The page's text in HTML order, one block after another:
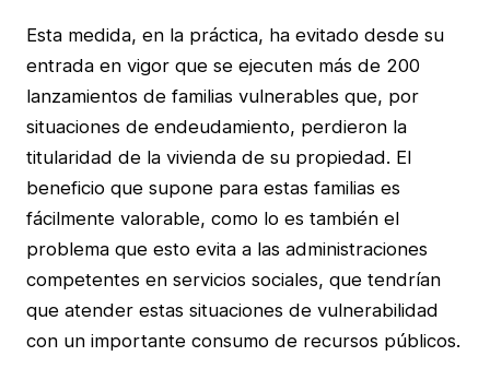
Esta medida, en la práctica, ha evitado desde su
entrada en vigor que se ejecuten más de 200
lanzamientos de familias vulnerables que, por
situaciones de endeudamiento, perdieron la
titularidad de la vivienda de su propiedad. El
beneficio que supone para estas familias es
fácilmente valorable, como lo es también el
problema que esto evita a las administraciones
competentes en servicios sociales, que tendrían
que atender estas situaciones de vulnerabilidad
con un importante consumo de recursos públicos.